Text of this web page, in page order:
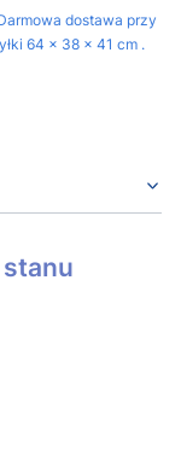
dostawa przy
64 x 38 x 41 cm .